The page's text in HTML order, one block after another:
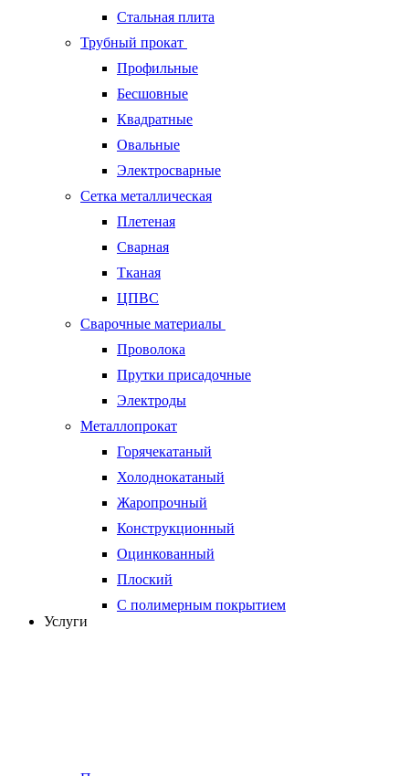
Стальная плита
Трубный прокат
Профильные
Бесшовные
Квадратные
Овальные
Электросварные
Сетка металлическая
Плетеная
Сварная
Тканая
ЦПВС
Сварочные материалы
Проволока
Прутки присадочные
Электроды
Металлопрокат
Горячекатаный
Холоднокатаный
Жаропрочный
Конструкционный
Оцинкованный
Плоский
С полимерным покрытием
Услуги